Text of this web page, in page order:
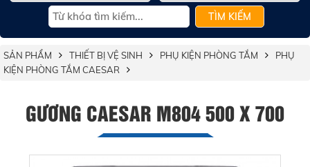
TÌM KIẾM
SẢN PHẨM THIẾT BỊ VỆ SINH PHỤ KIỆN PHÒNG TẮM
PHỤ
KIỆN PHÒNG TẮM CAESAR
GƯƠNG CAESAR M804 500 X 700